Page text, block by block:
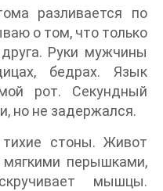
разливается по
о том, что только
Руки мужчины
бедрах. Язык
рот. Секундный
но не задержался.
стоны. Живот
мягкими перышками,
мышцы.